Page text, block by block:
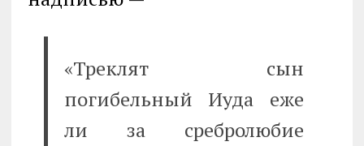
«Треклят сын
погибельный Иуда еже
ли за сребролюбие